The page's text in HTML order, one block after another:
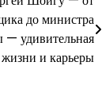
до министра
— удивительная
и карьеры